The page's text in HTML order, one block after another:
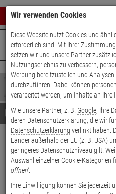
0
Ihr
Shop
durchsuchen
Bitte
geben
Sie
mindestens
Zeichen
ein,
um
Suche
Es
wurde
noch
Kategorien
Suche
gestartet
+49 (0)821 899 493-0Mo. - Do.:
Details Beratung
VIVOTEK AM-10H
Einbausatz für
Produktmerkmale
Wir verwenden Cookies
Diese Website nutzt Cookies und
erforderlich sind. Mit Ihrer
setzen wir und unsere Partner
Nutzungserlebnis zu verbessern,
Werbung bereitzustellen und
durchzuführen. Dabei können
verarbeitet werden, um Inhalte an Ihre
Wie unsere Partner, z. B. Google, Ihre
deren Datenschutzerklärung, die wir
Datenschutzerklärung verlinkt haben.
Länder außerhalb der EU (z. B. USA)
geringeres Datenschutzniveau gilt.
Auswahl einzelner Cookie-Kategorien
öffnen'.
Ihre Einwilligung können Sie jederzeit